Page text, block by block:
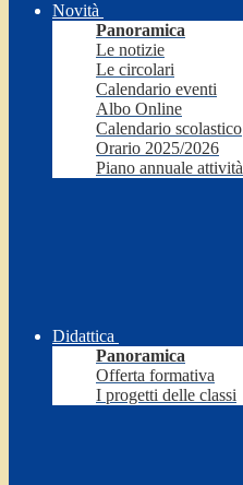
Novità
Panoramica
Le notizie
Le circolari
Calendario eventi
Albo Online
Calendario scolastico
Orario 2025/2026
Piano annuale attività
Didattica
Panoramica
Offerta formativa
I progetti delle classi